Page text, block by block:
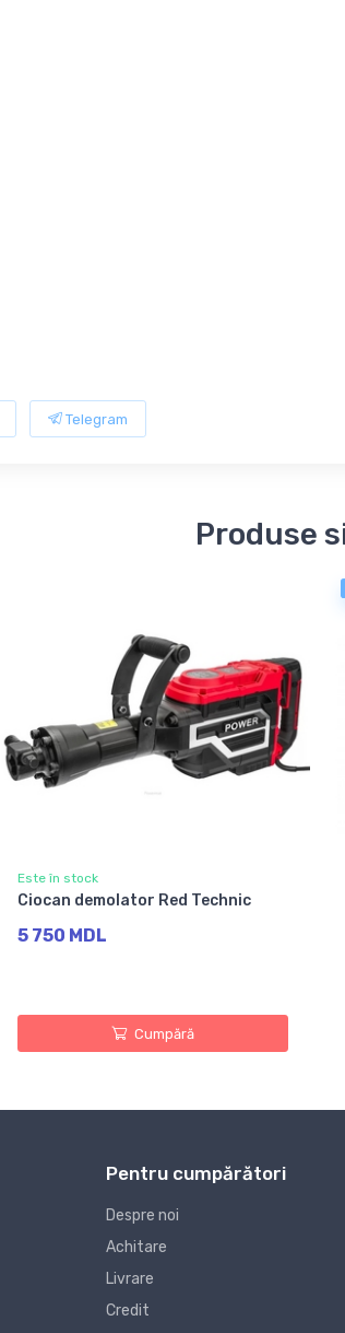
Telegram
Produse
Este în stock
Ciocan demolator Red Technic
5 750 MDL
Cumpără
Pentru cumpărători
Despre noi
Achitare
Livrare
Credit